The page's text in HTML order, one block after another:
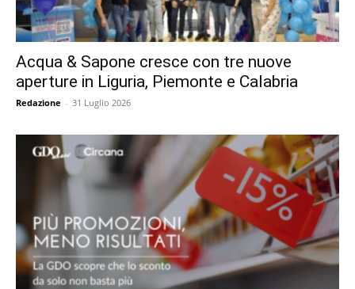
Acqua & Sapone cresce con tre nuove
aperture in Liguria, Piemonte e Calabria
Redazione - 31 Luglio 2026